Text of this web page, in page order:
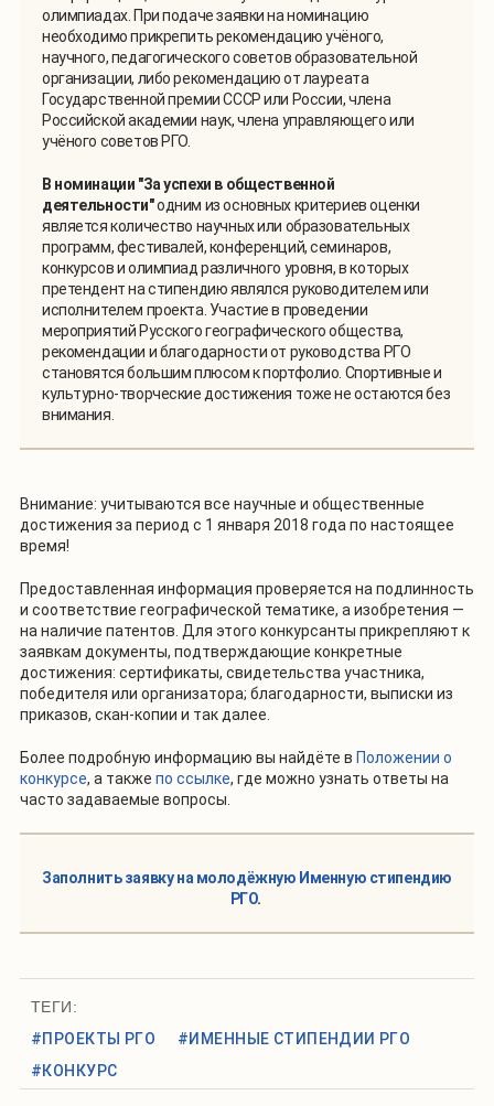
олимпиадах. При подаче заявки на номинацию
необходимо прикрепить рекомендацию учёного,
научного, педагогического советов образовательной
организации, либо рекомендацию от лауреата
Государственной премии СССР или России, члена
Российской академии наук, члена управляющего или
учёного советов РГО.
В номинации "За успехи в общественной
деятельности"одним из основных критериев оценки
является количество научных или образовательных
программ, фестивалей, конференций, семинаров,
конкурсов и олимпиад различного уровня, в которых
претендент на стипендию являлся руководителем или
исполнителем проекта. Участие в проведении
мероприятий Русского географического общества,
рекомендации и благодарности от руководства РГО
становятся большим плюсом к портфолио. Спортивные и
культурно-творческие достижения тоже не остаются без
внимания.
Внимание: учитываются все научные и общественные
достижения за период с 1 января 2018 года по настоящее
время!
Предоставленная информация проверяется на подлинность
и соответствие географической тематике, а изобретения —
на наличие патентов. Для этого конкурсанты прикрепляют к
заявкам документы, подтверждающие конкретные
достижения: сертификаты, свидетельства участника,
победителя или организатора; благодарности, выписки из
приказов, скан-копии и так далее.
Более подробную информацию вы найдёте в Положении о
конкурсе, а также по ссылке, где можно узнать ответы на
часто задаваемые вопросы.
Заполнить заявку на молодёжную Именную стипендию
РГО.
ТЕГИ:
#ПРОЕКТЫ РГО
#ИМЕННЫЕ СТИПЕНДИИ РГО
#КОНКУРС